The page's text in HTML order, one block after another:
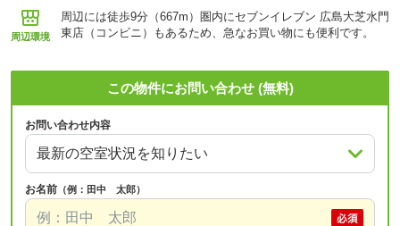
周辺環境
周辺には徒歩9分（667m）圏内にセブンイレブン 広島大芝水門
東店（コンビニ）もあるため、急なお買い物にも便利です。
この物件にお問い合わせ (無料)
お問い合わせ内容
お名前 （例：田中 太郎）